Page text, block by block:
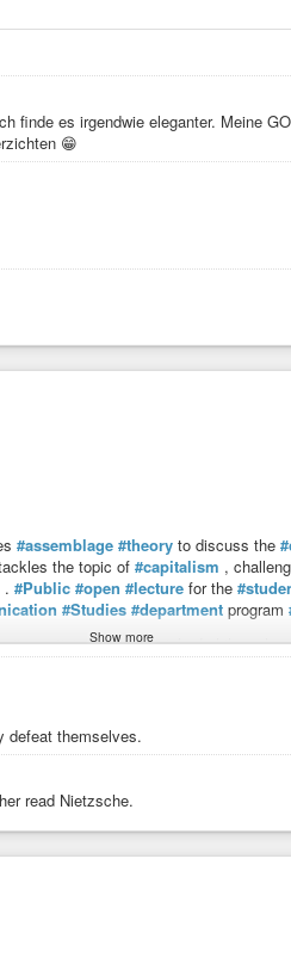
finde es irgendwie eleganter. Meine
😁
#assemblage #theory to discuss the
the topic of #capitalism ,
. #Public #open #lecture for the
#Studies #department program
artist and distinguished
Philosophy and Science at the
New York, and professor at the
an Adjunct Associate Professor at
Show more
defeat themselves.
read Nietzsche.